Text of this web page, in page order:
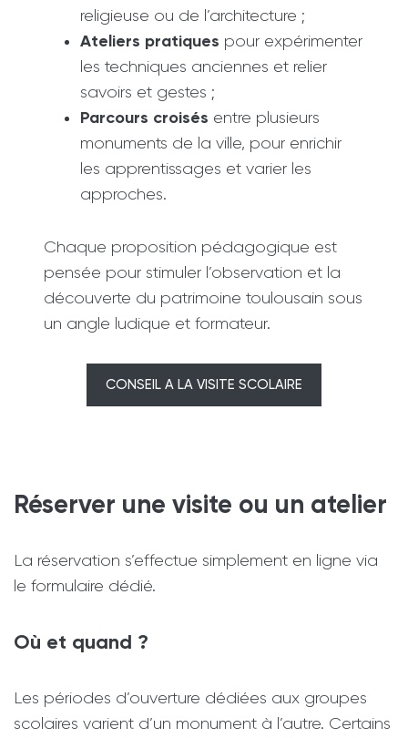
religieuse ou de l’architecture ;
Ateliers pratiques pour expérimenter
les techniques anciennes et relier
savoirs et gestes ;
Parcours croisés entre plusieurs
monuments de la ville, pour enrichir
les apprentissages et varier les
approches.
Chaque proposition pédagogique est
pensée pour stimuler l’observation et la
découverte du patrimoine toulousain sous
un angle ludique et formateur.
CONSEIL A LA VISITE SCOLAIRE
Réserver une visite ou un atelier
La réservation s’effectue simplement en ligne via
le formulaire dédié.
Où et quand ?
Les périodes d’ouverture dédiées aux groupes
scolaires varient d’un monument à l’autre. Certains